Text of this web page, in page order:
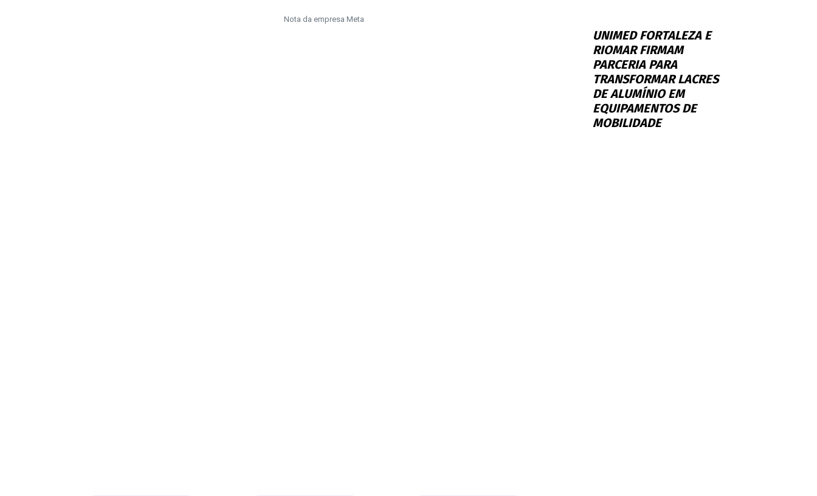
Nota da empresa Meta
UNIMED FORTALEZA E
RIOMAR FIRMAM
PARCERIA PARA
TRANSFORMAR LACRES
DE ALUMÍNIO EM
EQUIPAMENTOS DE
MOBILIDADE